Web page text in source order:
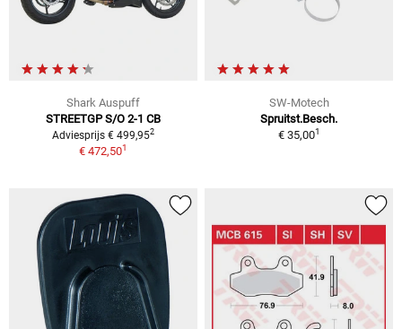
Shark Auspuff
STREETGP S/O 2-1 CB
Adviesprijs € 499,952
€ 472,501
SW-Motech
Spruitst.Besch.
€ 35,001